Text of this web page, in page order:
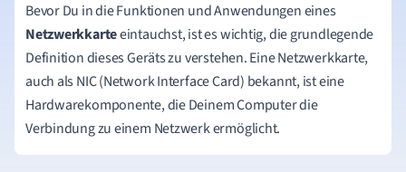
Bevor Du in die Funktionen und Anwendungen eines
Netzwerkkarteeintauchst, ist es wichtig, die grundlegende
Definition dieses Geräts zu verstehen. Eine Netzwerkkarte,
auch als NIC (Network Interface Card) bekannt, ist eine
Hardwarekomponente, die Deinem Computer die
Verbindung zu einem Netzwerk ermöglicht.